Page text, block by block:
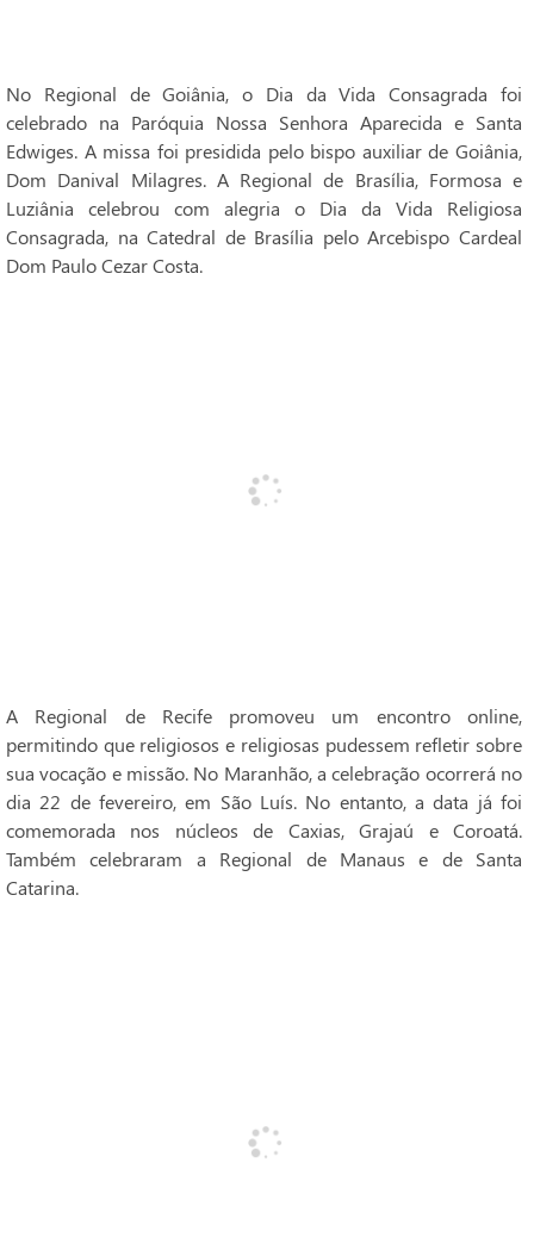
No Regional de Goiânia, o Dia da Vida Consagrada foi
celebrado na Paróquia Nossa Senhora Aparecida e Santa
Edwiges. A missa foi presidida pelo bispo auxiliar de Goiânia,
Dom Danival Milagres. A Regional de Brasília, Formosa e
Luziânia celebrou com alegria o Dia da Vida Religiosa
Consagrada, na Catedral de Brasília pelo Arcebispo Cardeal
Dom Paulo Cezar Costa.
A Regional de Recife promoveu um encontro online,
permitindo que religiosos e religiosas pudessem refletir sobre
sua vocação e missão. No Maranhão, a celebração ocorrerá no
dia 22 de fevereiro, em São Luís. No entanto, a data já foi
comemorada nos núcleos de Caxias, Grajaú e Coroatá.
Também celebraram a Regional de Manaus e de Santa
Catarina.